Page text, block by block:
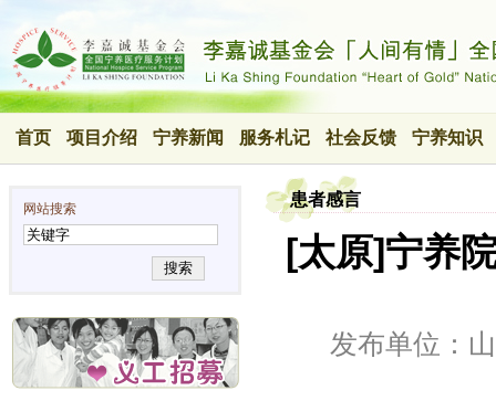
首页 项目介绍 宁养新闻 服务札记 社会反馈 宁养知识
网站搜索
搜索
患者感言
[太原]宁养
发布单位：